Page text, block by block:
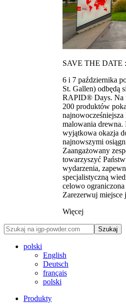
SAVE THE DATE
6 i 7 października
St. Gallen) odbędą
RAPID® Days. Na
200 produktów
malowania
wyjątkowa okazja
najnowszymi
Zaangażowany
towarzyszyć
wydarzenia,
specjalistyczną
celowo
Zarezerwuj miejsce
Więcej
Szukaj
polski
English
Deutsch
français
polski
Produkty